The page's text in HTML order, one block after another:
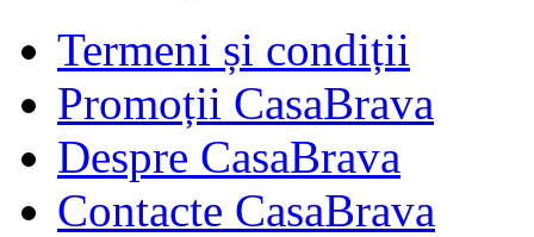
Termeni și condiții
Promoții CasaBrava
Despre CasaBrava
Contacte CasaBrava